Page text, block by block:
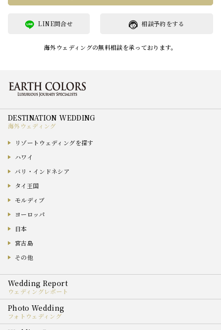
相談予約をする
LINE問合せ
海外ウェディングの無料相談を承っております。
海外ウェディング
リゾートウェディングを探す
ハワイ
バリ・インドネシア
タイ王国
モルディブ
ヨーロッパ
日本
宮古島
その他
ウェディングレポート
フォトウェディング